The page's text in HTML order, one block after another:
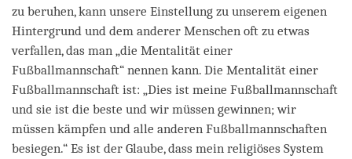
zu beruhen, kann unsere Einstellung zu unserem eigenen
Hintergrund und dem anderer Menschen oft zu etwas
verfallen, das man „die Mentalität einer
Fußballmannschaft“ nennen kann. Die Mentalität einer
Fußballmannschaft ist: „Dies ist meine Fußballmannschaft
und sie ist die beste und wir müssen gewinnen; wir
müssen kämpfen und alle anderen Fußballmannschaften
besiegen.“ Es ist der Glaube, dass mein religiöses System